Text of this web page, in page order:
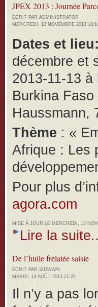
JPEX 2013 : Journée
ÉCRIT PAR ADMINISTRATOR
MERCREDI, 13 NOVEMBRE 2013
Dates et lieu:
décembre et
2013-11-13 à
Burkina Faso
Haussmann,
Thème : «
Afrique : Les
Pour plus
agora.com
MISE À JOUR LE MERCREDI, 13
Lire la
De l’huile frelatée saisie
ÉCRIT PAR SIDWAYA
MARDI, 13 AOÛT 2013 21:25
Il n’y a pas